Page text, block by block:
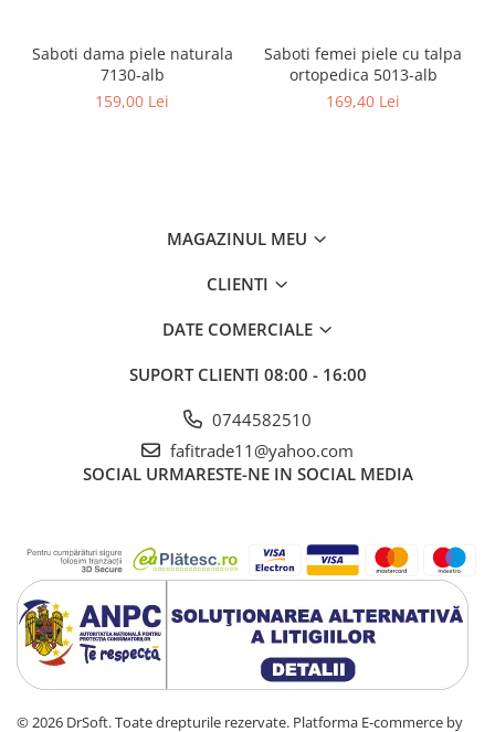
Saboti dama piele naturala
7130-alb
159,00 Lei
Saboti femei piele cu talpa
ortopedica 5013-alb
169,40 Lei
MAGAZINUL MEU
CLIENTI
DATE COMERCIALE
SUPORT CLIENTI 08:00 - 16:00
0744582510
fafitrade11@yahoo.com
SOCIAL URMARESTE-NE IN SOCIAL MEDIA
© 2026 DrSoft. Toate drepturile rezervate. Platforma E-commerce by